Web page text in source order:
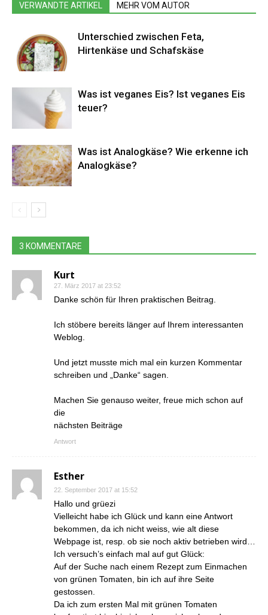
VERWANDTE ARTIKEL MEHR VOM AUTOR
Unterschied zwischen Feta,
Hirtenkäse und Schafskäse
Was ist veganes Eis? Ist veganes Eis
teuer?
Was ist Analogkäse? Wie erkenne ich
Analogkäse?
3 KOMMENTARE
Kurt
27. März 2017 at 23:52
Danke schön für Ihren praktischen Beitrag.
Ich stöbere bereits länger auf Ihrem interessanten
Weblog.
Und jetzt musste mich mal ein kurzen Kommentar
schreiben und „Danke“ sagen.
Machen Sie genauso weiter, freue mich schon auf
die
nächsten Beiträge
Antwort
Esther
22. September 2017 at 15:52
Hallo und grüezi
Vielleicht habe ich Glück und kann eine Antwort
bekommen, da ich nicht weiss, wie alt diese
Webpage ist, resp. ob sie noch aktiv betrieben wird…
Ich versuch’s einfach mal auf gut Glück:
Auf der Suche nach einem Rezept zum Einmachen
von grünen Tomaten, bin ich auf ihre Seite
gestossen.
Da ich zum ersten Mal mit grünen Tomaten